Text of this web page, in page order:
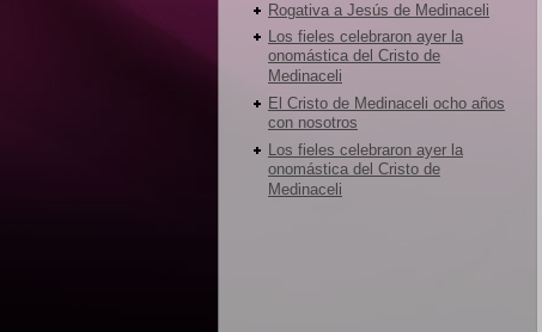
Rogativa a Jesús de Medinaceli
Los fieles celebraron ayer la
onomástica del Cristo de
Medinaceli
El Cristo de Medinaceli ocho años
con nosotros
Los fieles celebraron ayer la
onomástica del Cristo de
Medinaceli